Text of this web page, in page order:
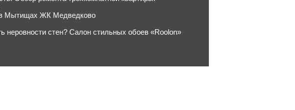
в Мытищах ЖК Медведково
неровности стен? Салон стильных обоев «Roolon»